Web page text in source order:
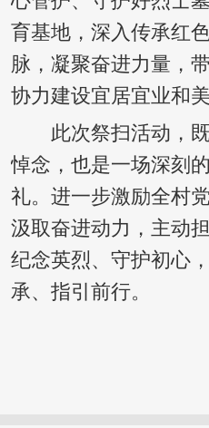
育基地，深入传承红
脉，凝聚奋进力量，
协力建设宜居宜业和美
此次祭扫活动，既
悼念，也是一场深刻
礼。进一步激励全村
汲取奋进动力，主动
纪念英烈、守护初心
承、指引前行。